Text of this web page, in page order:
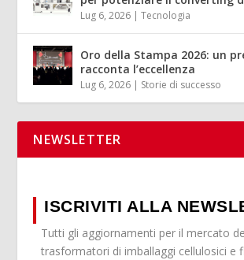
Lug 6, 2026 |Tecnologia
Oro della Stampa 2026: un
racconta l’eccellenza
Lug 6, 2026 | Storie di successo
NEWSLETTER
ISCRIVITI ALLA
Tutti gli aggiornamenti per il mercato
trasformatori di imballaggi cellulosici e